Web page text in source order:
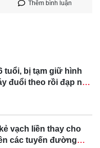
Thêm bình luận
tuổi, bị tạm giữ hình
đuổi theo rồi đạp ngã
vạch liền thay cho
các tuyến đường